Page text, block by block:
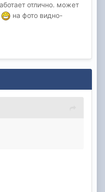
отлично. может
на фото видно-